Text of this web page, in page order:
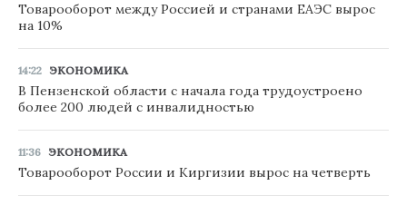
Товарооборот между Россией и странами ЕАЭС вырос
на 10%
14:22 ЭКОНОМИКА
В Пензенской области с начала года трудоустроено
более 200 людей с инвалидностью
11:36 ЭКОНОМИКА
Товарооборот России и Киргизии вырос на четверть